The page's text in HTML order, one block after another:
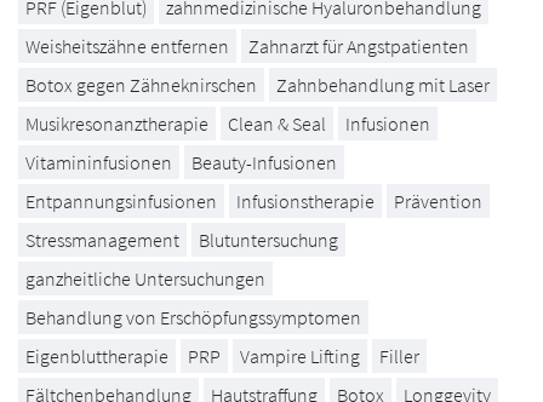
PRF (Eigenblut)
zahnmedizinische Hyaluronbehandlung
Weisheitszähne entfernen
Zahnarzt für Angstpatienten
Botox gegen Zähneknirschen
Zahnbehandlung mit Laser
Musikresonanztherapie
Clean & Seal
Infusionen
Vitamininfusionen
Beauty-Infusionen
Entpannungsinfusionen
Infusionstherapie
Prävention
Stressmanagement
Blutuntersuchung
ganzheitliche Untersuchungen
Behandlung von Erschöpfungssymptomen
Eigenbluttherapie
PRP Vampire Lifting
Filler
Fältchenbehandlung
Hautstraffung Botox Longgevity